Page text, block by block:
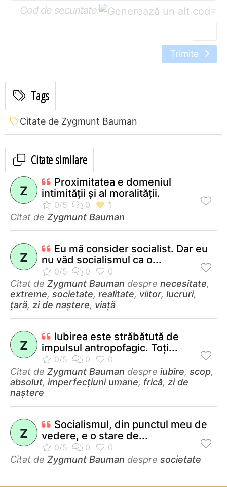
Cod de securitate: =
Trimite
Tags
Citate de Zygmunt Bauman
Citate similare
Z
Proximitatea e domeniul
intimităţii şi al moralităţii.
Citat de Zygmunt Bauman
Z
Eu mă consider socialist. Dar eu
nu văd socialismul ca o...
Citat de Zygmunt Bauman despre necesitate,
extreme, societate, realitate, viitor, lucruri,
țară, zi de naștere, viață
Z
Iubirea este străbătută de
impulsul antropofagic. Toţi...
Citat de Zygmunt Bauman despre iubire, scop,
absolut, imperfecțiuni umane, frică, zi de
naștere
Z
Socialismul, din punctul meu de
vedere, e o stare de...
Citat de Zygmunt Bauman despre societate